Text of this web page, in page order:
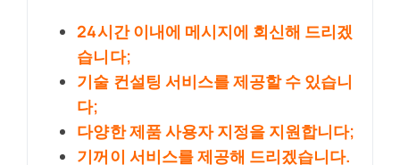
24시간 이내에 메시지에 회신해 드리겠
습니다;
기술 컨설팅 서비스를 제공할 수 있습니
다;
다양한 제품 사용자 지정을 지원합니다;
기꺼이 서비스를 제공해 드리겠습니다.